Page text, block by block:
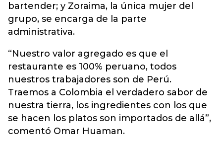
bartender; y Zoraima, la única mujer del
grupo, se encarga de la parte
administrativa.
“Nuestro valor agregado es que el
restaurante es 100% peruano, todos
nuestros trabajadores son de Perú.
Traemos a Colombia el verdadero sabor de
nuestra tierra, los ingredientes con los que
se hacen los platos son importados de allá”,
comentó Omar Huaman.